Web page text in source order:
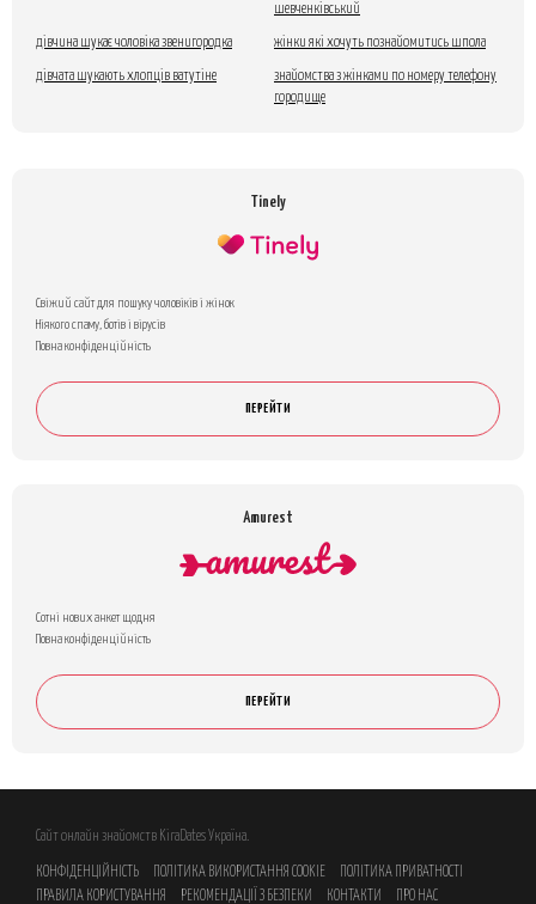
шевченківський
дівчина шукає чоловіка звенигородка жінки які хочуть познайомитись шпола
дівчата шукають хлопців ватутіне
знайомства з жінками по номеру телефону
городище
Tinely
Свіжий сайт для пошуку чоловіків і жінок
Ніякого спаму, ботів і вірусів
Повна конфіденційність
ПЕРЕЙТИ
Amurest
Сотні нових анкет щодня
Повна конфіденційність
ПЕРЕЙТИ
Сайт онлайн знайомств KiraDates Україна.
КОНФІДЕНЦІЙНІСТЬ ПОЛІТИКА ВИКОРИСТАННЯ COOKIE
ПОЛІТИКА ПРИВАТНОСТІ
ПРАВИЛА КОРИСТУВАННЯ
РЕКОМЕНДАЦІЇ З БЕЗПЕКИ КОНТАКТИ ПРО НАС